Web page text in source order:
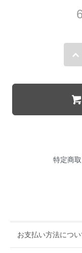
特定商
お支払い方法につい